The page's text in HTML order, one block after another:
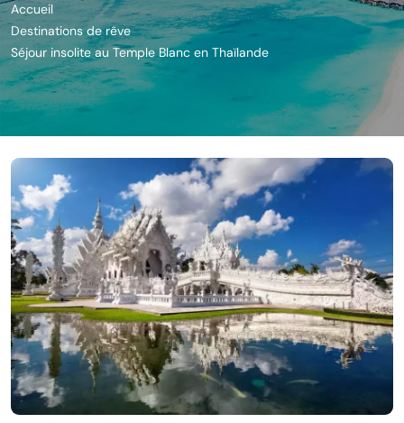
Accueil
Destinations de rêve
Séjour insolite au Temple Blanc en Thaïlande